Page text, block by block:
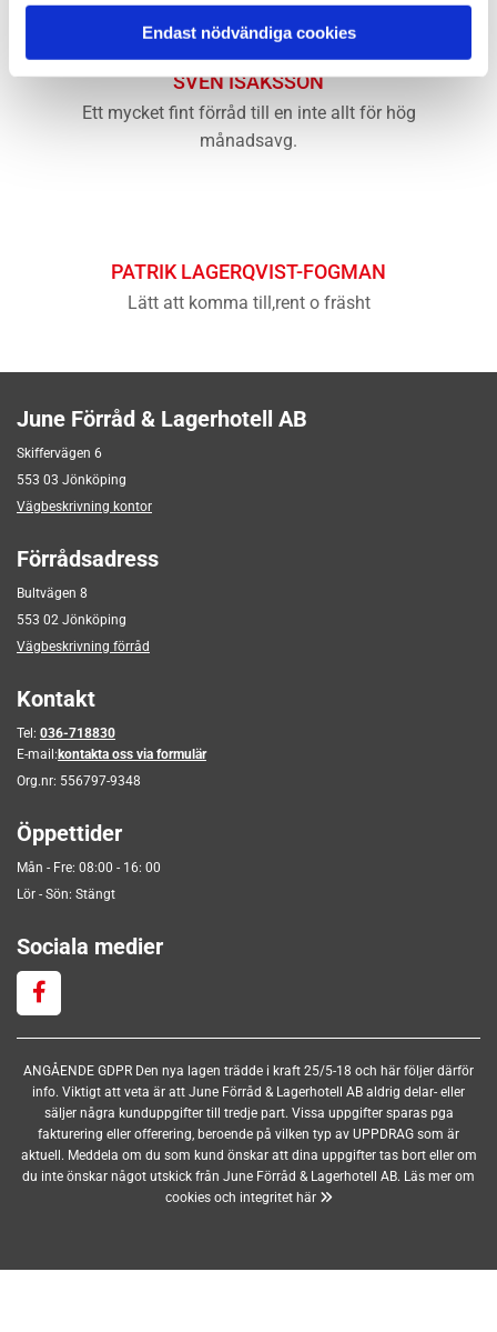
Endast nödvändiga cookies
SVEN ISAKSSON
Ett mycket fint förråd till en inte allt för hög
månadsavg.
PATRIK LAGERQVIST-FOGMAN
Lätt att komma till,rent o fräsht
June Förråd & Lagerhotell AB
Skiffervägen 6
553 03 Jönköping
Vägbeskrivning kontor
Förrådsadress
Bultvägen 8
553 02 Jönköping
Vägbeskrivning förråd
Kontakt
Tel: 036-718830
E-mail: kontakta oss via formulär
Org.nr: 556797-9348
Öppettider
Mån - Fre: 08:00 - 16: 00
Lör - Sön: Stängt
Sociala medier
ANGÅENDE GDPR Den nya lagen trädde i kraft 25/5-18 och här följer därför
info. Viktigt att veta är att June Förråd & Lagerhotell AB aldrig delar- eller
säljer några kunduppgifter till tredje part. Vissa uppgifter sparas pga
fakturering eller offerering, beroende på vilken typ av UPPDRAG som är
aktuell. Meddela om du som kund önskar att dina uppgifter tas bort eller om
du inte önskar något utskick från June Förråd & Lagerhotell AB. Läs mer om
cookies och integritet här 